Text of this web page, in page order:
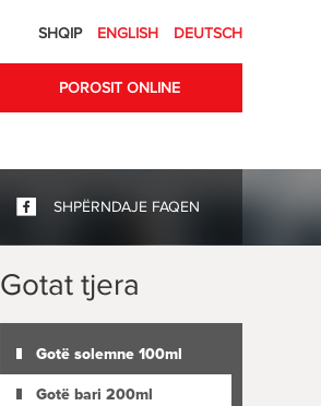
SHQIP ENGLISH DEUTSCH
POROSIT ONLINE
SHPËRNDAJE FAQEN
Gotat tjera
Gotë solemne 100ml
Gotë bari 200ml